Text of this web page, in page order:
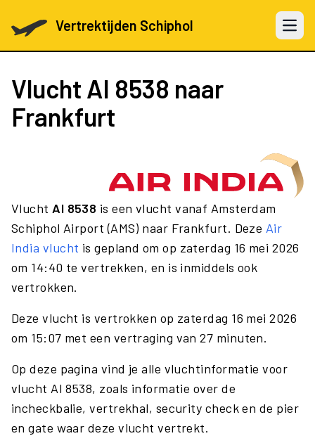
Vertrektijden Schiphol Open
Vlucht AI 8538 naar
Frankfurt
Vlucht AI 8538 is een vlucht vanaf Amsterdam
Schiphol Airport (AMS) naar Frankfurt. Deze Air
India vlucht is gepland om op zaterdag 16 mei 2026
om 14:40 te vertrekken, en is inmiddels ook
vertrokken.
Deze vlucht is vertrokken op zaterdag 16 mei 2026
om 15:07 met een vertraging van 27 minuten.
Op deze pagina vind je alle vluchtinformatie voor
vlucht AI 8538, zoals informatie over de
incheckbalie, vertrekhal, security check en de pier
en gate waar deze vlucht vertrekt.